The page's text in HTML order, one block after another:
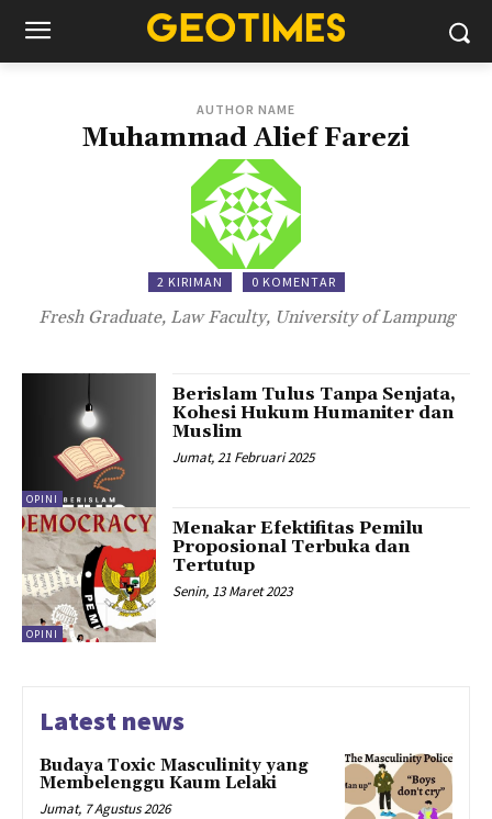
AUTHOR NAME
Muhammad Alief Farezi
2 KIRIMAN 0 KOMENTAR
Fresh Graduate, Law Faculty, University of Lampung
OPINI
Berislam Tulus Tanpa Senjata,
Kohesi Hukum Humaniter dan
Muslim
Jumat, 21 Februari 2025
OPINI
Menakar Efektifitas Pemilu
Proposional Terbuka dan
Tertutup
Senin, 13 Maret 2023
Latest news
Budaya Toxic Masculinity yang
Membelenggu Kaum Lelaki
Jumat, 7 Agustus 2026